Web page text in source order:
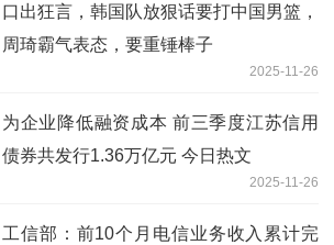
口出狂言，韩国队放狠话要打中国男篮，
周琦霸气表态，要重锤棒子
2025-11-26
为企业降低融资成本 前三季度江苏信用
债券共发行1.36万亿元 今日热文
2025-11-26
工信部：前10个月电信业务收入累计完